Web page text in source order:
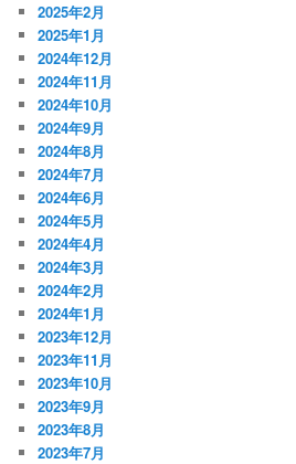
2025年2月
2025年1月
2024年12月
2024年11月
2024年10月
2024年9月
2024年8月
2024年7月
2024年6月
2024年5月
2024年4月
2024年3月
2024年2月
2024年1月
2023年12月
2023年11月
2023年10月
2023年9月
2023年8月
2023年7月